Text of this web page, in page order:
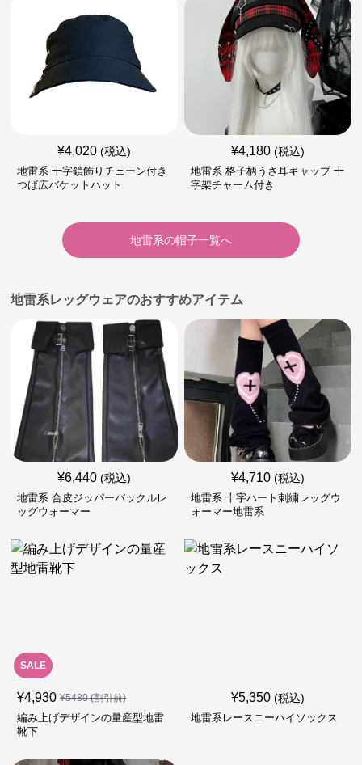
¥4,020 (税込)
地雷系 十字鎖飾りチェーン付き
つば広バケットハット
¥4,180 (税込)
地雷系 格子柄うさ耳キャップ 十
字架チャーム付き
地雷系の帽子一覧へ
地雷系レッグウェアのおすすめアイテム
¥6,440 (税込)
地雷系 合皮ジッパーバックルレ
ッグウォーマー
¥4,710 (税込)
地雷系 十字ハート刺繍レッグウ
ォーマー地雷系
SALE
¥4,930 ¥5480(割引前)
編み上げデザインの量産型地雷
靴下
¥5,350 (税込)
地雷系レースニーハイソックス